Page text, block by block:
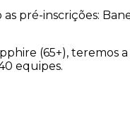
pré-inscrições:
(65+), teremos
equipes.